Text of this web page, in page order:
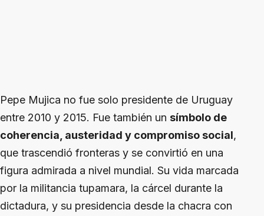
Pepe Mujica no fue solo presidente de Uruguay
entre 2010 y 2015. Fue también un símbolo de
coherencia, austeridad y compromiso social,
que trascendió fronteras y se convirtió en una
figura admirada a nivel mundial. Su vida marcada
por la militancia tupamara, la cárcel durante la
dictadura, y su presidencia desde la chacra con